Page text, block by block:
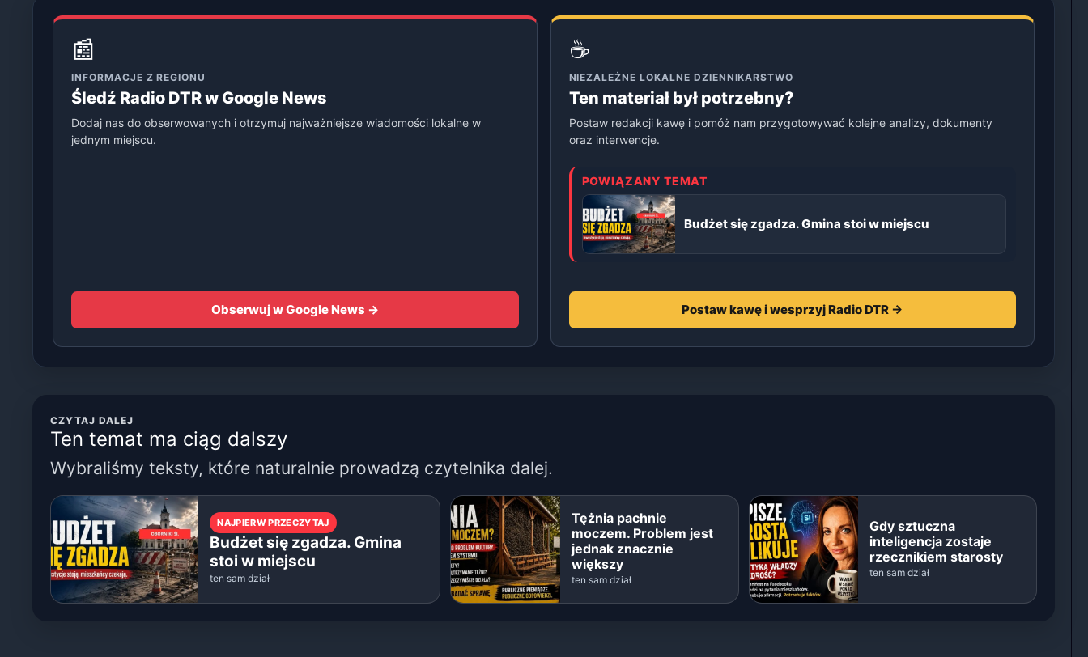
📰
INFORMACJE Z REGIONU
Śledź Radio DTR w Google News
Dodaj nas do obserwowanych i otrzymuj najważniejsze wiadomości lokalne w
jednym miejscu.
Obserwuj w Google News →
☕
NIEZALEŻNE LOKALNE DZIENNIKARSTWO
Ten materiał był potrzebny?
Postaw redakcji kawę i pomóż nam przygotowywać kolejne analizy, dokumenty
oraz interwencje.
POWIĄZANY TEMAT
Budżet się zgadza. Gmina stoi w miejscu
Postaw kawę i wesprzyj Radio DTR →
CZYTAJ DALEJ
Ten temat ma ciąg dalszy
Wybraliśmy teksty, które naturalnie prowadzą czytelnika dalej.
NAJPIERW PRZECZYTAJ
Budżet się zgadza. Gmina
stoi w miejscu
ten sam dział
Tężnia pachnie
moczem. Problem jest
jednak znacznie
większy
ten sam dział
Gdy sztuczna
inteligencja zostaje
rzecznikiem starosty
ten sam dział